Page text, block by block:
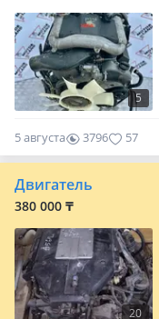
5
5 августа 3796 57
Двигатель
380 000 ₸
20